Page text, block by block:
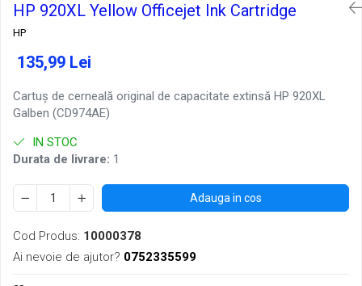
HP 920XL Yellow Officejet Ink Cartridge
HP
135,99 Lei
Cartuş de cerneală original de capacitate extinsă HP 920XL
Galben (CD974AE)
IN STOC
Durata de livrare: 1
Adauga in cos
Cod Produs: 10000378
Ai nevoie de ajutor? 0752335599